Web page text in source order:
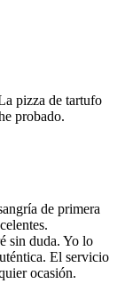
pizza de tartufo
probado.
de primera
sin duda. Yo lo
El servicio
ocasión.